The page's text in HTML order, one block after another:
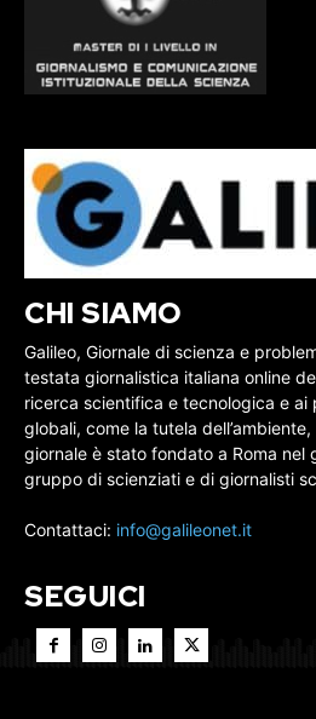
CHI SIAMO
Galileo, Giornale di scienza e
testata giornalistica italiana online
ricerca scientifica e tecnologica e ai
globali, come la tutela
giornale è stato fondato a Roma nel
gruppo di scienziati e di giornalisti
Contattaci: info@galileonet.it
SEGUICI